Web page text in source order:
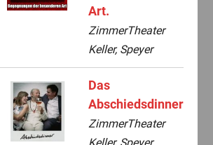
Art.
ZimmerTheater
Keller, Speyer
Das
Abschiedsdinner
ZimmerTheater